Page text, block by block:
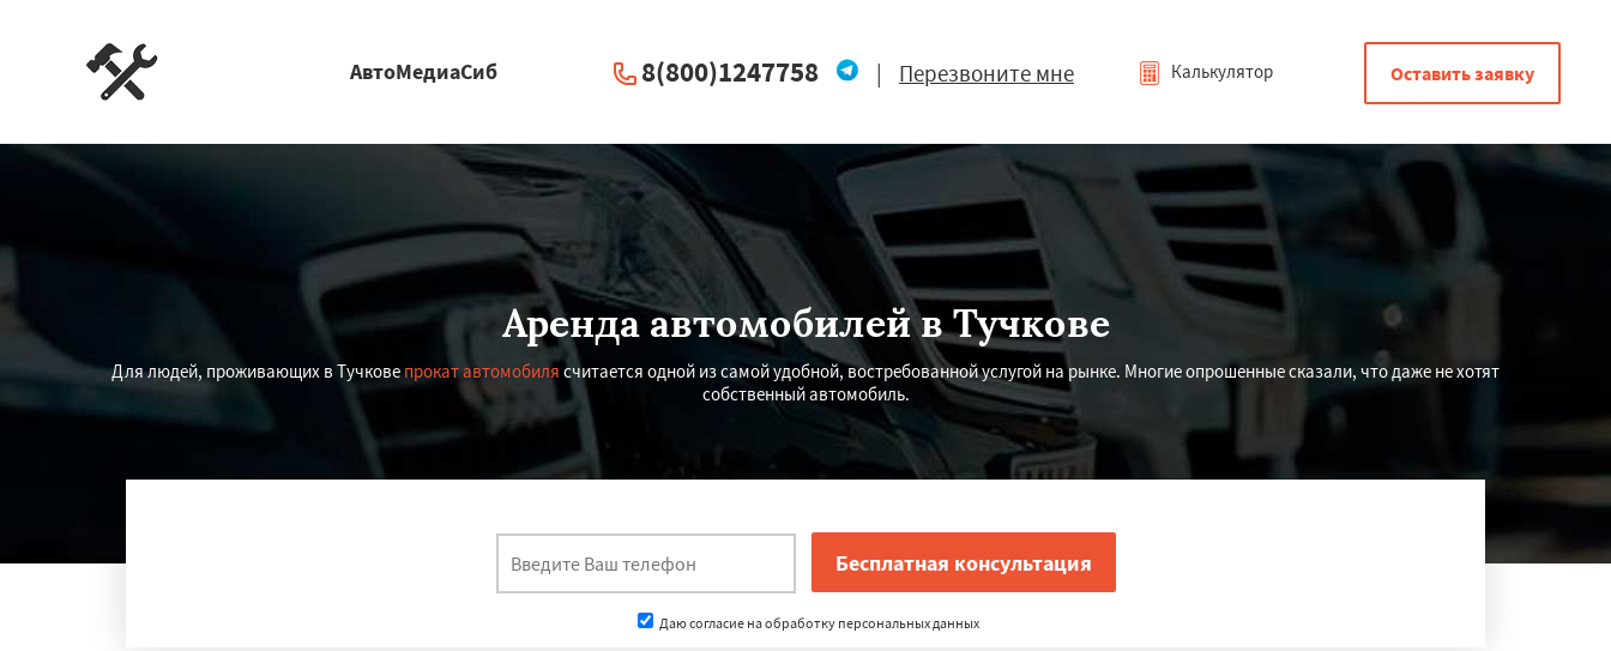
АвтоМедиаСиб 8(800)1247758 | Перезвоните мне Калькулятор Оставить заявку
Аренда автомобилей в Тучкове
Для людей, проживающих в Тучковепрокат автомобиля считается одной из самой удобной, востребованной услугой на рынке. Многие опрошенные сказали, что даже не хотят
собственный автомобиль.
Даю согласие на обработку персональных данных